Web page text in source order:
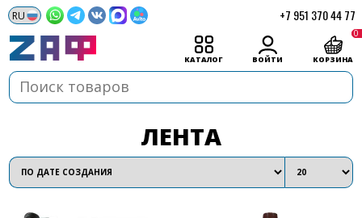
+7 951 370 44 77
КАТАЛОГ ВОЙТИ КОРЗИНА
0
ЛЕНТА